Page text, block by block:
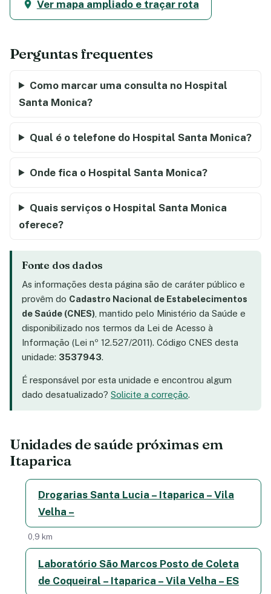
Ver mapa ampliado e traçar rota
Perguntas frequentes
Como marcar uma consulta no Hospital
Santa Monica?
Qual é o telefone do Hospital Santa Monica?
Onde fica o Hospital Santa Monica?
Quais serviços o Hospital Santa Monica
oferece?
Fonte dos dados
As informações desta página são de caráter público e
provêm do Cadastro Nacional de Estabelecimentos
de Saúde (CNES) , mantido pelo Ministério da Saúde e
disponibilizado nos termos da Lei de Acesso à
Informação (Lei nº 12.527/2011). Código CNES desta
unidade: 3537943.
É responsável por esta unidade e encontrou algum
dado desatualizado? Solicite a correção.
Unidades de saúde próximas em
Itaparica
Drogarias Santa Lucia – Itaparica – Vila
Velha –
0,9 km
Laboratório São Marcos Posto de Coleta
de Coqueiral – Itaparica – Vila Velha – ES